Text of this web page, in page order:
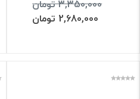
3,350,000 تومان
2,680,000 تومان